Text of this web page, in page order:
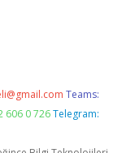
Teams:
606 0 726 Telegram: